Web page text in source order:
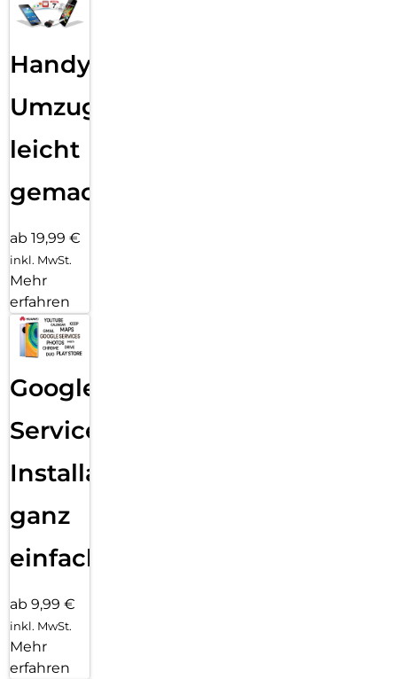
Handy
Umzug
leicht
gemacht!
ab 19,99 €
inkl. MwSt.
Mehr
erfahren
Google
Services
Installation
ganz
einfach
ab 9,99 €
inkl. MwSt.
Mehr
erfahren